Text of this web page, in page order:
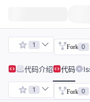
1 Fork 0
代码介绍 代码
1 Fork 0